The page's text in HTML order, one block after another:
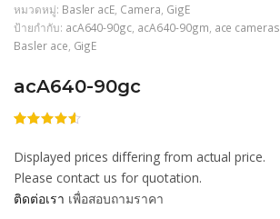
หมวดหมู่: Basler acE Camera GigE
ป้ายกำกับ: acA640-90gc acA640-90gm ace cameras
Basler ace GigE
acA640-90gc
คะแนน
4.52จาก
5 คะแนน
การให้
Displayed prices differing from actual price.
Please contact us for quotation.
ติดต่อเรา เพื่อสอบถามราคา